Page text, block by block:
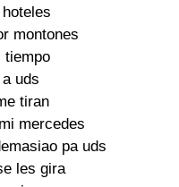
montones
tiempo
uds
tiran
mercedes
pa uds
les gira